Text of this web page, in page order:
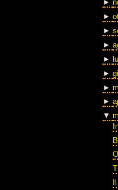
►
►
►
►
►
►
►
►
▼